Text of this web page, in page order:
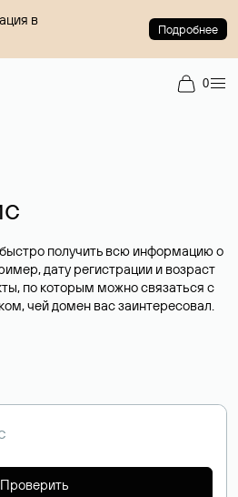
в
Подробнее
0
получить всю информацию о
дату регистрации и возраст
по которым можно связаться с
чей домен вас заинтересовал.
Проверить